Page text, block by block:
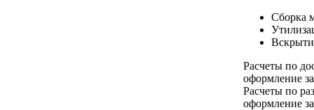
Сборка
Расчеты по
оформление
Расчеты по
оформление